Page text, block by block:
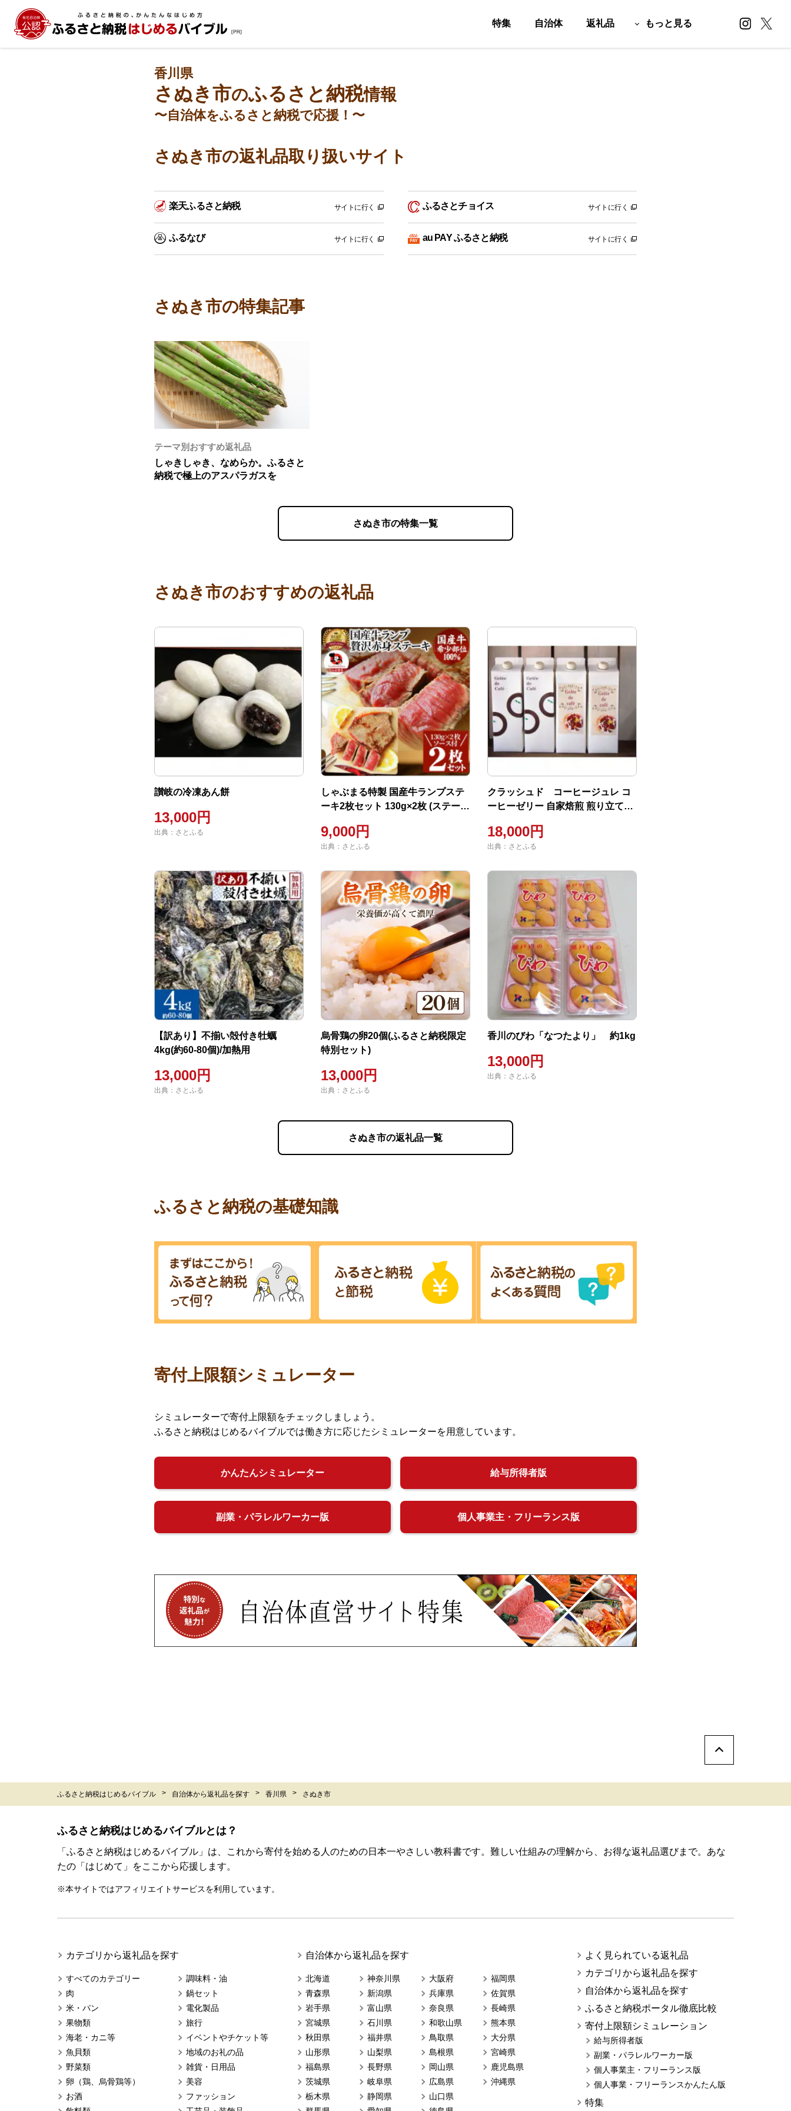
特集 自治体 返礼品 もっと見る
香川県
さぬき市のふるさと納税情報
〜自治体をふるさと納税で応援！〜
さぬき市の返礼品取り扱いサイト
楽天ふるさと納税 サイトに行く ふるさとチョイス サイトに行く
ふるなび サイトに行く au PAY ふるさと納税 サイトに行く
さぬき市の特集記事
テーマ別おすすめ返礼品
しゃきしゃき、なめらか。ふるさと
納税で極上のアスパラガスを
さぬき市の特集一覧
さぬき市のおすすめの返礼品
讃岐の冷凍あん餅
13,000円
出典：さとふる
しゃぶまる特製 国産牛ランプステ
ーキ2枚セット 130g×2枚 (ステーキ
9,000円
出典：さとふる
クラッシュド コーヒージュレ コ
ーヒーゼリー 自家焙煎 煎り立て
18,000円
出典：さとふる
【訳あり】不揃い殻付き牡蠣
4kg(約60-80個)/加熱用
13,000円
出典：さとふる
烏骨鶏の卵20個(ふるさと納税限定
特別セット)
13,000円
出典：さとふる
香川のびわ「なつたより」 約1kg
13,000円
出典：さとふる
さぬき市の返礼品一覧
ふるさと納税の基礎知識
寄付上限額シミュレーター
シミュレーターで寄付上限額をチェックしましょう。
ふるさと納税はじめるバイブルでは働き方に応じたシミュレーターを用意しています。
かんたんシミュレーター 給与所得者版
副業・パラレルワーカー版 個人事業主・フリーランス版
ふるさと納税はじめるバイブル 自治体から返礼品を探す 香川県 さぬき市
ふるさと納税はじめるバイブルとは？
「ふるさと納税はじめるバイブル」は、これから寄付を始める人のための日本一やさしい教科書です。難しい仕組みの理解から、お得な返礼品選びまで。あな
たの「はじめて」をここから応援します。
※本サイトではアフィリエイトサービスを利用しています。
カテゴリから返礼品を探す
すべてのカテゴリー
肉
米・パン
果物類
海老・カニ等
魚貝類
野菜類
卵（鶏、烏骨鶏等）
お酒
調味料・油
鍋セット
電化製品
旅行
イベントやチケット等
地域のお礼の品
雑貨・日用品
美容
ファッション
自治体から返礼品を探す
北海道
青森県
岩手県
宮城県
秋田県
山形県
福島県
茨城県
栃木県
神奈川県
新潟県
富山県
石川県
福井県
山梨県
長野県
岐阜県
静岡県
大阪府
兵庫県
奈良県
和歌山県
鳥取県
島根県
岡山県
広島県
山口県
福岡県
佐賀県
長崎県
熊本県
大分県
宮崎県
鹿児島県
沖縄県
よく見られている返礼品
カテゴリから返礼品を探す
自治体から返礼品を探す
ふるさと納税ポータル徹底比較
寄付上限額シミュレーション
給与所得者版
副業・パラレルワーカー版
個人事業主・フリーランス版
個人事業・フリーランスかんたん版
特集